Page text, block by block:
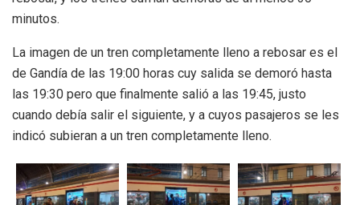
minutos.
La imagen de un tren completamente lleno a rebosar es el
de Gandía de las 19:00 horas cuy salida se demoró hasta
las 19:30 pero que finalmente salió a las 19:45, justo
cuando debía salir el siguiente, y a cuyos pasajeros se les
indicó subieran a un tren completamente lleno.